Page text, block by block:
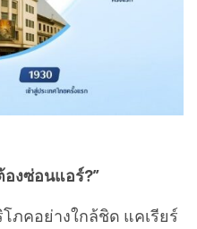
องซ่อนแอร์?”
ภคอย่างใกล้ชิด แคเรียร์